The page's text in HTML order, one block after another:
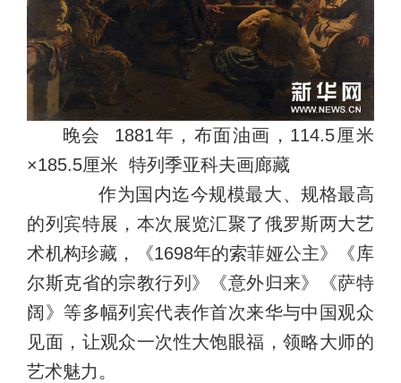
晚会 1881年，布面油画，114.5厘米
×185.5厘米 特列季亚科夫画廊藏
作为国内迄今规模最大、规格最高
的列宾特展，本次展览汇聚了俄罗斯两大艺
术机构珍藏，《1698年的索菲娅公主》《库
尔斯克省的宗教行列》《意外归来》《萨特
阔》等多幅列宾代表作首次来华与中国观众
见面，让观众一次性大饱眼福，领略大师的
艺术魅力。